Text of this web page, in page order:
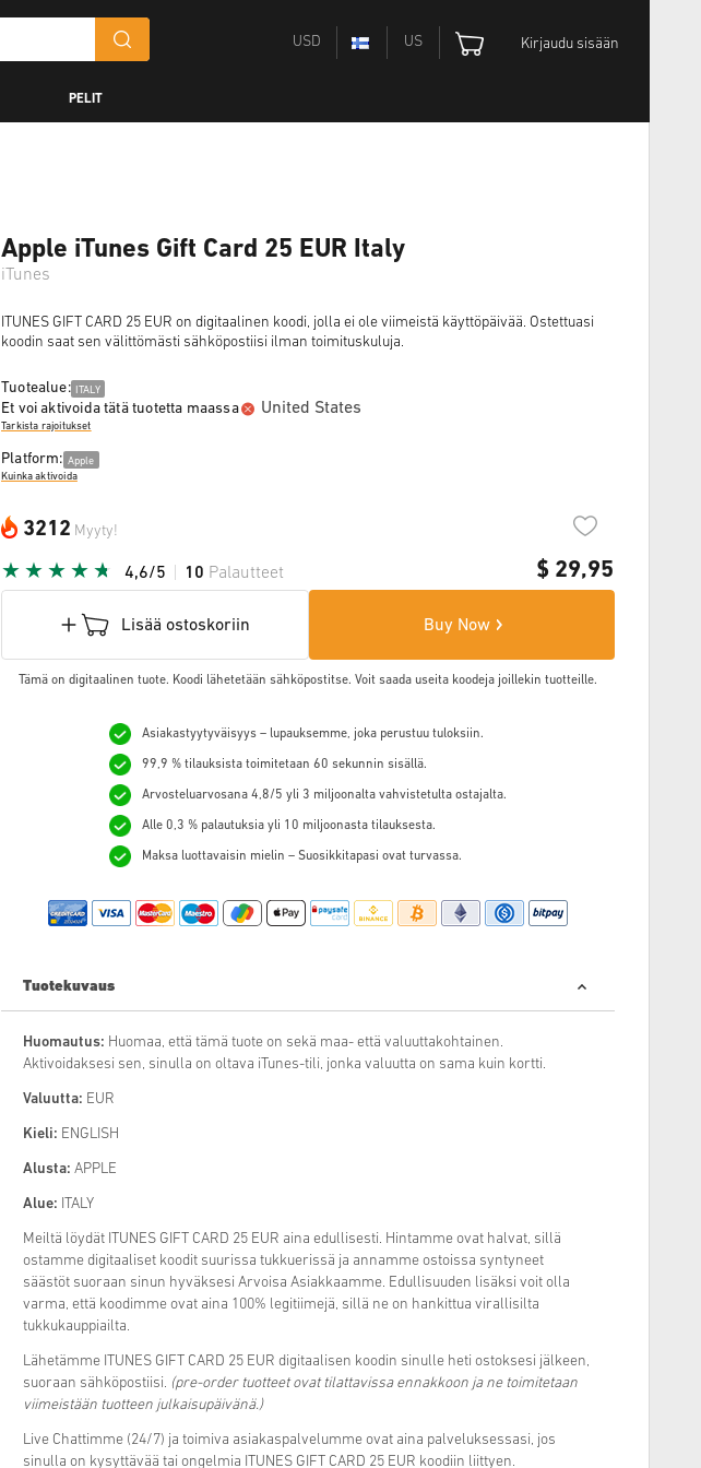
USD US Kirjaudu sisään
PELIT
Apple iTunes Gift Card 25 EUR Italy
iTunes
ITUNES GIFT CARD 25 EUR on digitaalinen koodi, jolla ei ole viimeistä käyttöpäivää. Ostettuasi
koodin saat sen välittömästi sähköpostiisi ilman toimituskuluja.
Tuotealue: ITALY
Et voi aktivoida tätä tuotetta maassa United States
Tarkista rajoitukset
Platform: Apple
Kuinka aktivoida
3212 Myyty!
$ 29,95
4,6/5 10 Palautteet
Lisää ostoskoriin Buy Now
Tämä on digitaalinen tuote. Koodi lähetetään sähköpostitse. Voit saada useita koodeja joillekin tuotteille.
Asiakastyytyväisyys – lupauksemme, joka perustuu tuloksiin.
99,9 % tilauksista toimitetaan 60 sekunnin sisällä.
Arvosteluarvosana 4,8/5 yli 3 miljoonalta vahvistetulta ostajalta.
Alle 0,3 % palautuksia yli 10 miljoonasta tilauksesta.
Maksa luottavaisin mielin – Suosikkitapasi ovat turvassa.
Tuotekuvaus
Huomautus: Huomaa, että tämä tuote on sekä maa- että valuuttakohtainen.
Aktivoidaksesi sen, sinulla on oltava iTunes-tili, jonka valuutta on sama kuin kortti.
Valuutta: EUR
Kieli: ENGLISH
Alusta: APPLE
Alue: ITALY
Meiltä löydät ITUNES GIFT CARD 25 EUR aina edullisesti. Hintamme ovat halvat, sillä
ostamme digitaaliset koodit suurissa tukkuerissä ja annamme ostoissa syntyneet
säästöt suoraan sinun hyväksesi Arvoisa Asiakkaamme. Edullisuuden lisäksi voit olla
varma, että koodimme ovat aina 100% legitiimejä, sillä ne on hankittua virallisilta
tukkukauppiailta.
Lähetämme ITUNES GIFT CARD 25 EUR digitaalisen koodin sinulle heti ostoksesi jälkeen,
suoraan sähköpostiisi. (pre-order tuotteet ovat tilattavissa ennakkoon ja ne toimitetaan
viimeistään tuotteen julkaisupäivänä.)
Live Chattimme (24/7) ja toimiva asiakaspalvelumme ovat aina palveluksessasi, jos
sinulla on kysyttävää tai ongelmia ITUNES GIFT CARD 25 EUR koodiin liittyen.